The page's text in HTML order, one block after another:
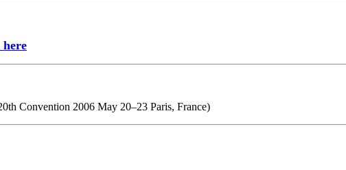
Convention 2006 May 20–23 Paris, France)